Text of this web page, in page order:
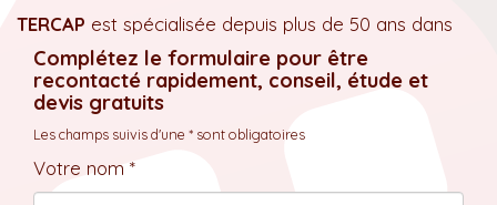
TERCAP est spécialisée depuis plus de 50 ans dans
Complétez le formulaire pour être
recontacté rapidement, conseil, étude et
devis gratuits
Les champs suivis d'une * sont obligatoires
Votre nom *